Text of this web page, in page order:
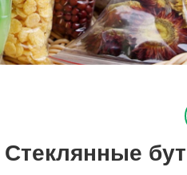
Стеклянные